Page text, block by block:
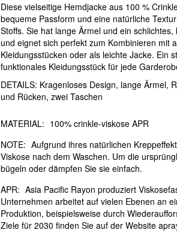
Diese vielseitige Hemdjacke aus 100 %
bequeme Passform und eine natürliche
Stoffs. Sie hat lange Ärmel und ein
und eignet sich perfekt zum Kombinieren mit
Kleidungsstücken oder als leichte Jacke. Ein
funktionales Kleidungsstück für jede
DETAILS: Kragenloses Design, lange Ärmel,
und Rücken, zwei Taschen
MATERIAL: 100% crinkle-viskose APR
NOTE: Aufgrund ihres natürlichen
Viskose nach dem Waschen. Um die
bügeln oder dämpfen Sie sie einfach.
APR: Asia Pacific Rayon produziert
Unternehmen arbeitet auf vielen Ebenen an
Produktion, beispielsweise durch
Ziele für 2030 finden Sie auf der Website